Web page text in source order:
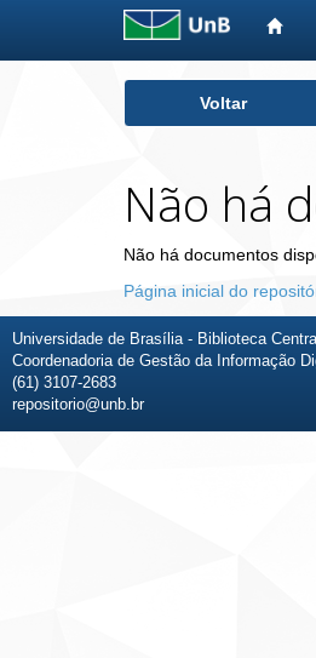
Voltar
Não há
Não há documentos
Página inicial do
Universidade de Brasília - Biblioteca
Coordenadoria de Gestão da Informação
(61) 3107-2683
repositorio@unb.br